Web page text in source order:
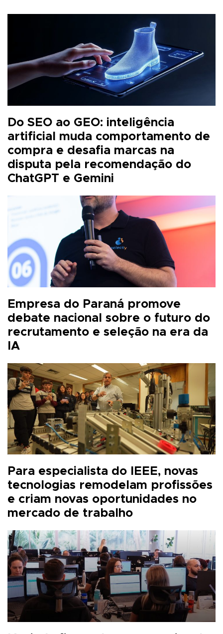
Do SEO ao GEO: inteligência
artificial muda comportamento de
compra e desafia marcas na
disputa pela recomendação do
ChatGPT e Gemini
Empresa do Paraná promove
debate nacional sobre o futuro do
recrutamento e seleção na era da
IA
Para especialista do IEEE, novas
tecnologias remodelam profissões
e criam novas oportunidades no
mercado de trabalho